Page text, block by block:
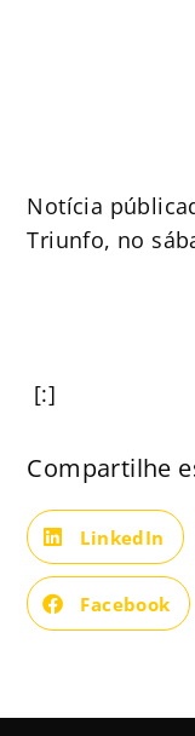
Notícia
Triunfo, no
[:]
Compartilhe
LinkedIn
Facebook